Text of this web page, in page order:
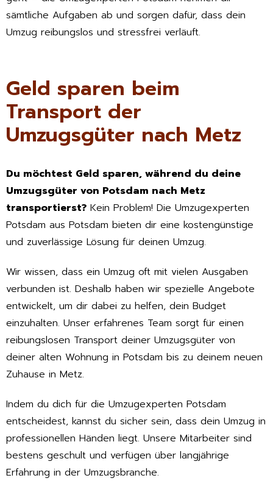
sämtliche Aufgaben ab und sorgen dafür, dass dein
Umzug reibungslos und stressfrei verläuft.
Geld sparen beim
Transport der
Umzugsgüter nach Metz
Du möchtest Geld sparen, während du deine
Umzugsgüter von Potsdam nach Metz
transportierst? Kein Problem! Die Umzugexperten
Potsdam aus Potsdam bieten dir eine kostengünstige
und zuverlässige Lösung für deinen Umzug.
Wir wissen, dass ein Umzug oft mit vielen Ausgaben
verbunden ist. Deshalb haben wir spezielle Angebote
entwickelt, um dir dabei zu helfen, dein Budget
einzuhalten. Unser erfahrenes Team sorgt für einen
reibungslosen Transport deiner Umzugsgüter von
deiner alten Wohnung in Potsdam bis zu deinem neuen
Zuhause in Metz.
Indem du dich für die Umzugexperten Potsdam
entscheidest, kannst du sicher sein, dass dein Umzug in
professionellen Händen liegt. Unsere Mitarbeiter sind
bestens geschult und verfügen über langjährige
Erfahrung in der Umzugsbranche.